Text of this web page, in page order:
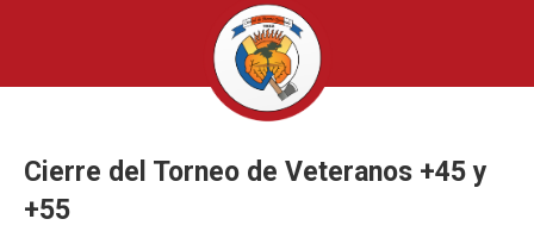
Cierre del Torneo de Veteranos +45 y
+55